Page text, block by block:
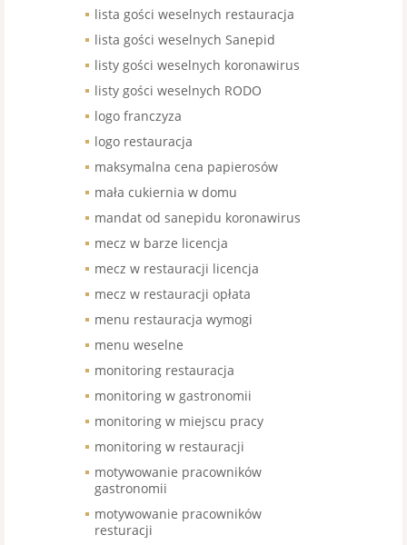
lista gości weselnych restauracja
lista gości weselnych Sanepid
listy gości weselnych koronawirus
listy gości weselnych RODO
logo franczyza
logo restauracja
maksymalna cena papierosów
mała cukiernia w domu
mandat od sanepidu koronawirus
mecz w barze licencja
mecz w restauracji licencja
mecz w restauracji opłata
menu restauracja wymogi
menu weselne
monitoring restauracja
monitoring w gastronomii
monitoring w miejscu pracy
monitoring w restauracji
motywowanie pracowników
gastronomii
motywowanie pracowników
resturacji